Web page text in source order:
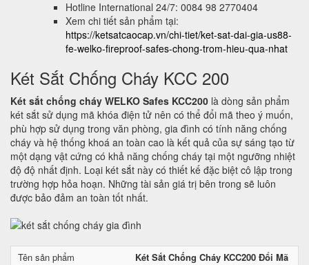
Hotline International 24/7: 0084 98 2770404
Xem chi tiết sản phẩm tại:
https://ketsatcaocap.vn/chi-tiet/ket-sat-dai-gia-us88-
fe-welko-fireproof-safes-chong-trom-hieu-qua-nhat
Két Sắt Chống Cháy KCC 200
Két sắt chống cháy WELKO Safes KCC200 là dòng sản phẩm
két sắt sử dụng mã khóa điện tử nên có thể đổi mã theo ý muốn,
phù hợp sử dụng trong văn phòng, gia đình có tính năng chống
cháy và hệ thống khoá an toàn cao là kết quả của sự sáng tạo từ
một dạng vật cứng có khả năng chống cháy tại một ngưỡng nhiệt
độ độ nhất định. Loại két sắt này có thiết kế đặc biệt cô lập trong
trường hợp hỏa hoạn. Những tài sản giá trị bên trong sẽ luôn
được bảo đảm an toàn tốt nhất.
Tên sản phẩm
Két Sắt Chống Cháy KCC200 Đổi Mã